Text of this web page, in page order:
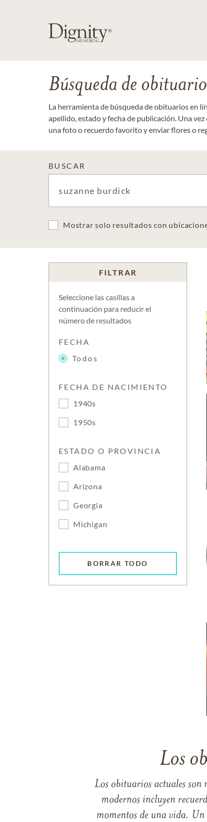
Búsqueda de
La herramienta de búsqueda de obituarios en
apellido, estado y fecha de publicación. Una
una foto o recuerdo favorito y enviar flores o
BUSCAR
Mostrar solo resultados con
FILTRAR
Seleccione las casillas a
continuación para reducir el
número de resultados
FECHA
Todos
FECHA DE NACIMIENTO
1940s
1950s
ESTADO O PROVINCIA
Alabama
Arizona
Georgia
Michigan
BORRAR TODO
Los
Los obituarios actuales son
modernos incluyen
momentos de una vida.